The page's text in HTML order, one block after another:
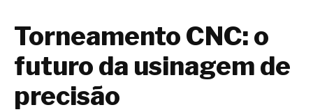
Torneamento CNC: o
futuro da usinagem de
precisão